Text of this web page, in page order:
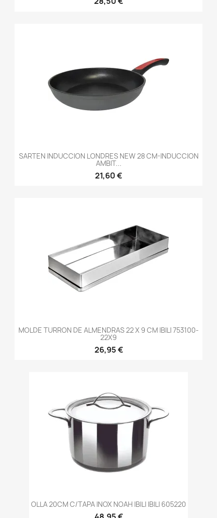
SARTEN INDUCCION LONDRES NEW 28 CM-INDUCCION
AMBIT...
21,60 €
MOLDE TURRON DE ALMENDRAS 22 X 9 CM IBILI 753100-
22X9
26,95 €
OLLA 20CM C/TAPA INOX NOAH IBILI IBILI 605220